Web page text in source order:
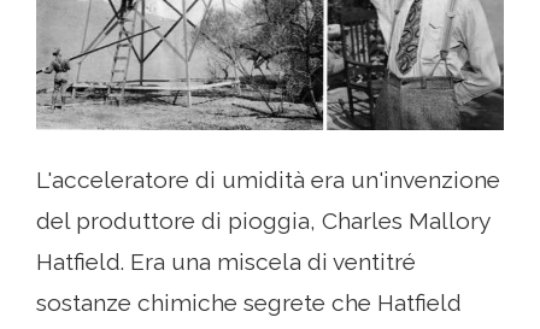
L'acceleratore di umidità era un'invenzione
del produttore di pioggia, Charles Mallory
Hatfield. Era una miscela di ventitré
sostanze chimiche segrete che Hatfield